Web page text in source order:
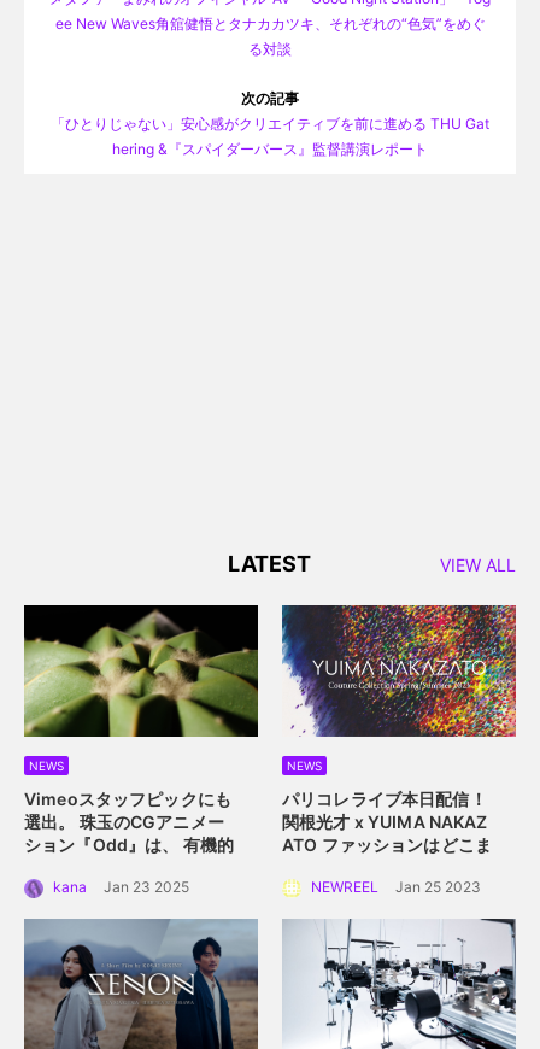
ee New Waves角舘健悟とタナカカツキ、それぞれの“色気”をめぐ
る対談
次の記事
「ひとりじゃない」安心感がクリエイティブを前に進める THU Gat
hering &『スパイダーバース』監督講演レポート
LATEST VIEW ALL
NEWS
Vimeoスタッフピックにも
選出。 珠玉のCGアニメー
ション『Odd』は、 有機的
則性を描く。
kana Jan 23 2025
NEWS
パリコレライブ本日配信！
関根光才 x YUIMA NAKAZ
ATO ファッションはどこま
れるか？
NEWREEL Jan 25 2023